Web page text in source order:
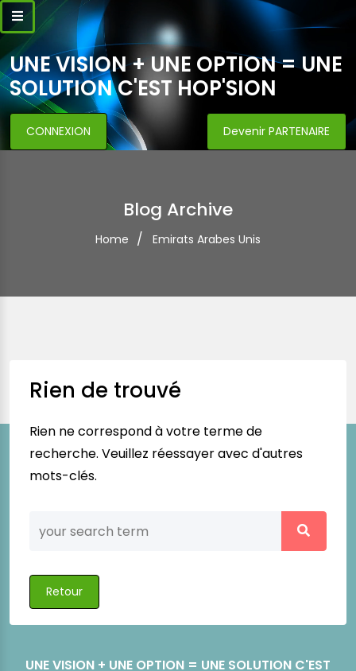
UNE VISION + UNE OPTION = UNE
SOLUTION C'EST HOP'SION
CONNEXION Devenir PARTENAIRE
Blog Archive
Home Emirats Arabes Unis
Rien de trouvé
Rien ne correspond à votre terme de
recherche. Veuillez réessayer avec d'autres
mots-clés.
Retour
UNE VISION + UNE OPTION = UNE SOLUTION C'EST